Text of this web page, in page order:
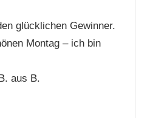
glücklichen Gewinner.
Montag – ich bin
aus B.